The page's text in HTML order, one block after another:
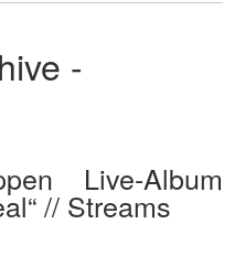
-
Live-Album
// Streams